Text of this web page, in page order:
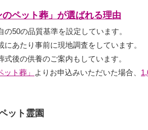
のペット葬」が選ばれる理由
の50の品質基準を設定しています。
にあたり事前に現地調査をしています。
式後の供養のご案内もしています。
ット葬」 よりお申込みいただいた場合、
ット霊園